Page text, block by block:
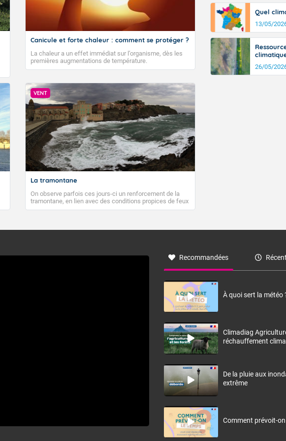
Canicule et forte chaleur : comment se protéger ?
La chaleur a un effet immédiat sur l’organisme, dès les
premières augmentations de température.
VENT
La tramontane
On observe parfois ces jours-ci un renforcement de la
tramontane, en lien avec des conditions propices de feux
de forêt. Mais qu'est-ce que la tramontane ? Quelles sont
à nord-ouest, dans un secteur qui part du Roussillon à la
monts, en allusion aux régions montagneuses d’où
Quel
13/05/
26/05/
Recommandées
À quoi sert la météo
Climadiag
réchauffement
De la pluie aux
extrême
Comment prévoit-on